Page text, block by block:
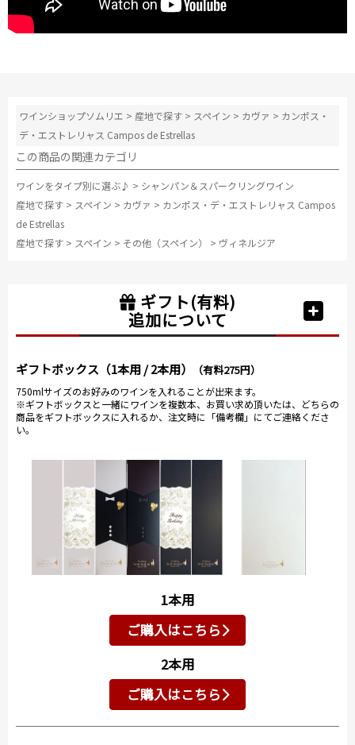
ワインショップソムリエ > 産地で探す > スペイン > カヴァ > カンポス・
デ・エストレリャス Campos de Estrellas
この商品の関連カテゴリ
ワインをタイプ別に選ぶ♪ > シャンパン＆スパークリングワイン
産地で探す > スペイン > カヴァ > カンポス・デ・エストレリャス Campos
de Estrellas
産地で探す > スペイン > その他（スペイン） > ヴィネルジア
ギフト(有料)
追加について
ギフトボックス（1本用 / 2本用） （有料275円）
750mlサイズのお好みのワインを入れることが出来ます。
※ギフトボックスと一緒にワインを複数本、お買い求め頂いたは、どちらの
商品をギフトボックスに入れるか、注文時に「備考欄」にてご連絡くださ
い。
1本用
ご購入はこちら
2本用
ご購入はこちら